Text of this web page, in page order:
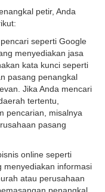
petir, Anda
seperti Google
menyediakan jasa
kata kunci seperti
pasang penangkal
Jika Anda mencari
tertentu,
pencarian, misalnya
pasang
online seperti
menyediakan informasi
atau perusahaan